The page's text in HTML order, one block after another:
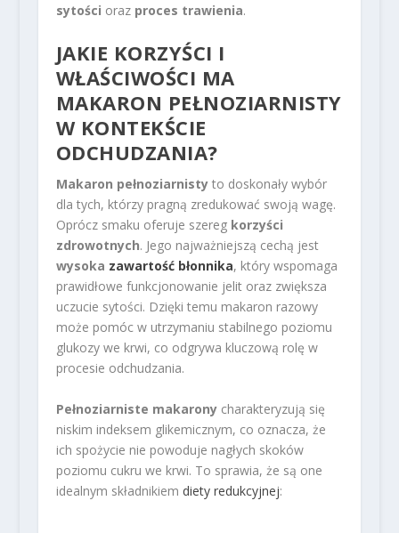
sytości oraz proces trawienia.
JAKIE KORZYŚCI I
WŁAŚCIWOŚCI MA
MAKARON PEŁNOZIARNISTY
W KONTEKŚCIE
ODCHUDZANIA?
Makaron pełnoziarnistyto doskonały wybór
dla tych, którzy pragną zredukować swoją wagę.
Oprócz smaku oferuje szereg korzyści
zdrowotnych. Jego najważniejszą cechą jest
wysoka zawartość błonnika, który wspomaga
prawidłowe funkcjonowanie jelit oraz zwiększa
uczucie sytości. Dzięki temu makaron razowy
może pomóc w utrzymaniu stabilnego poziomu
glukozy we krwi, co odgrywa kluczową rolę w
procesie odchudzania.
Pełnoziarniste makaronycharakteryzują się
niskim indeksem glikemicznym, co oznacza, że
ich spożycie nie powoduje nagłych skoków
poziomu cukru we krwi. To sprawia, że są one
idealnym składnikiem diety redukcyjnej: